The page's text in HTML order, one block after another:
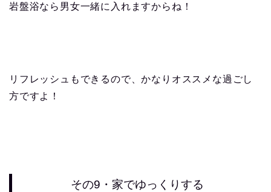
岩盤浴なら男女一緒に入れますからね！
リフレッシュもできるので、かなりオススメな過ごし
方ですよ！
その9・家でゆっくりする